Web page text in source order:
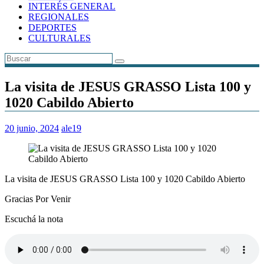
INTERÉS GENERAL
REGIONALES
DEPORTES
CULTURALES
La visita de JESUS GRASSO Lista 100 y
1020 Cabildo Abierto
20 junio, 2024 ale19
La visita de JESUS GRASSO Lista 100 y 1020 Cabildo Abierto
Gracias Por Venir
Escuchá la nota